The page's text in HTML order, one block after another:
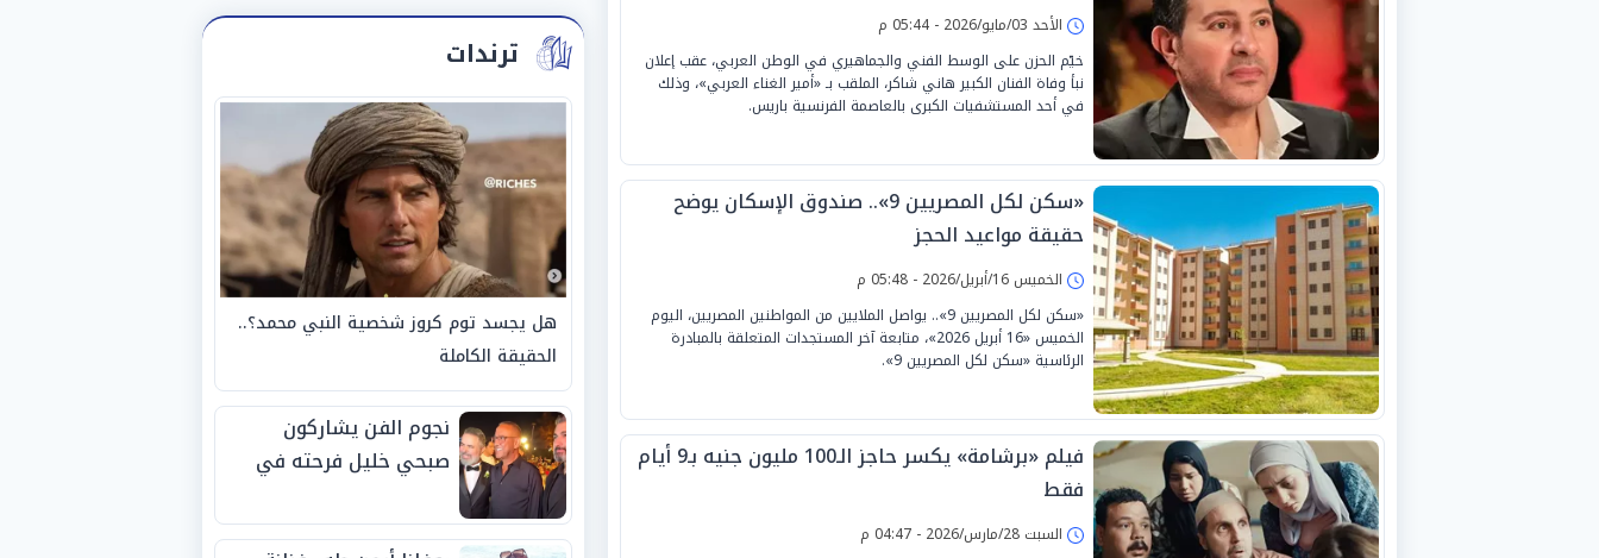
الأحد 03/مايو/2026 - 05:44 م
خيّم الحزن على الوسط الفني والجماهيري في الوطن العربي، عقب إعلان
نبأ وفاة الفنان الكبير هاني شاكر، الملقب بـ «أمير الغناء العربي»، وذلك
في أحد المستشفيات الكبرى بالعاصمة الفرنسية باريس.
«سكن لكل المصريين 9».. صندوق الإسكان يوضح
حقيقة مواعيد الحجز
الخميس 16/أبريل/2026 - 05:48 م
«سكن لكل المصريين 9».. يواصل الملايين من المواطنين المصريين، اليوم
الخميس «16 أبريل 2026»، متابعة آخر المستجدات المتعلقة بالمبادرة
الرئاسية «سكن لكل المصريين 9».
فيلم «برشامة» يكسر حاجز الـ100 مليون جنيه بـ9 أيام
فقط
السبت 28/مارس/2026 - 04:47 م
ترندات
هل يجسد توم كروز شخصية النبي محمد؟..
الحقيقة الكاملة
نجوم الفن يشاركون
صبحي خليل فرحته في